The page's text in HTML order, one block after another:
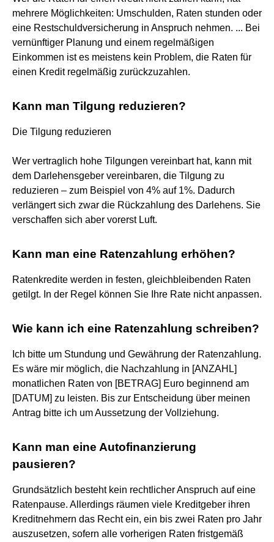
mehrere Möglichkeiten: Umschulden, Raten stunden oder
eine Restschuldversicherung in Anspruch nehmen. ... Bei
vernünftiger Planung und einem regelmäßigen
Einkommen ist es meistens kein Problem, die Raten für
einen Kredit regelmäßig zurückzuzahlen.
Kann man Tilgung reduzieren?
Die Tilgung reduzieren
Wer vertraglich hohe Tilgungen vereinbart hat, kann mit
dem Darlehensgeber vereinbaren, die Tilgung zu
reduzieren – zum Beispiel von 4% auf 1%. Dadurch
verlängert sich zwar die Rückzahlung des Darlehens. Sie
verschaffen sich aber vorerst Luft.
Kann man eine Ratenzahlung erhöhen?
Ratenkredite werden in festen, gleichbleibenden Raten
getilgt. In der Regel können Sie Ihre Rate nicht anpassen.
Wie kann ich eine Ratenzahlung schreiben?
Ich bitte um Stundung und Gewährung der Ratenzahlung.
Es wäre mir möglich, die Nachzahlung in [ANZAHL]
monatlichen Raten von [BETRAG] Euro beginnend am
[DATUM] zu leisten. Bis zur Entscheidung über meinen
Antrag bitte ich um Aussetzung der Vollziehung.
Kann man eine Autofinanzierung
pausieren?
Grundsätzlich besteht kein rechtlicher Anspruch auf eine
Ratenpause. Allerdings räumen viele Kreditgeber ihren
Kreditnehmern das Recht ein, ein bis zwei Raten pro Jahr
auszusetzen, sofern alle vorherigen Raten fristgemäß